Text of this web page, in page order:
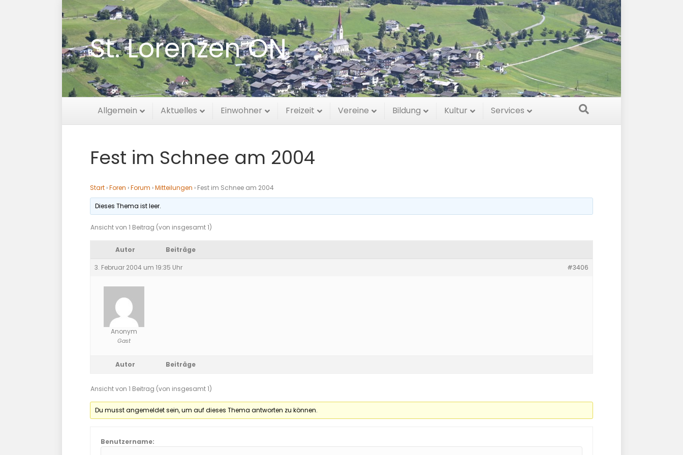
St. Lorenzen ON
Allgemein Aktuelles Einwohner Freizeit Vereine Bildung Kultur Services
Fest im Schnee am 2004
Start ›Foren ›Forum ›Mitteilungen › Fest im Schnee am 2004
Dieses Thema ist leer.
Ansicht von 1 Beitrag (von insgesamt 1)
Autor Beiträge
3. Februar 2004 um 19:35 Uhr #3406
Anonym
Gast
Autor Beiträge
Ansicht von 1 Beitrag (von insgesamt 1)
Du musst angemeldet sein, um auf dieses Thema antworten zu können.
Benutzername: